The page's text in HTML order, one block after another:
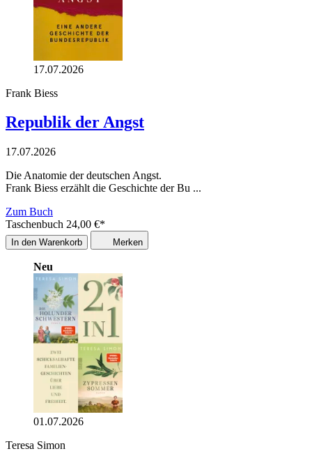
17.07.2026
Frank Biess
Republik der Angst
17.07.2026
Die Anatomie der deutschen Angst.
Frank Biess erzählt die Geschichte der Bu ...
Zum Buch
Taschenbuch 24,00 €*
In den Warenkorb Merken
Neu
01.07.2026
Teresa Simon